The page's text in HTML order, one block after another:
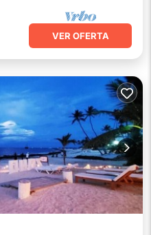
VER OFERTA